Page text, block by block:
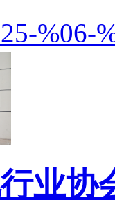
%06-
业协